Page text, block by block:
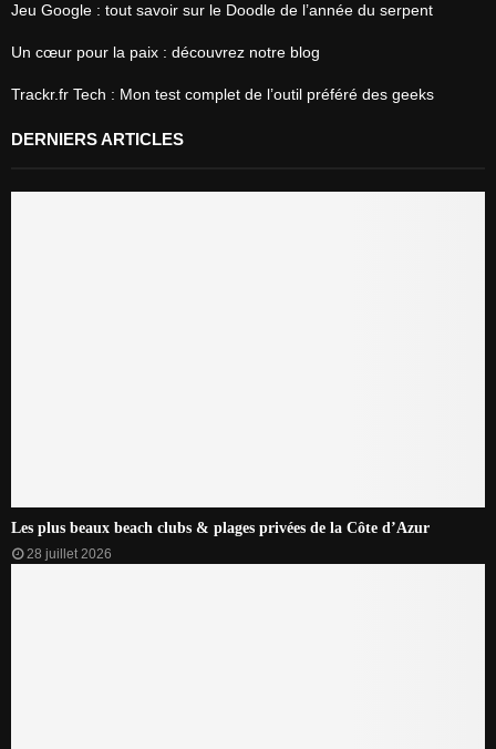
Jeu Google : tout savoir sur le Doodle de l’année du serpent
Un cœur pour la paix : découvrez notre blog
Trackr.fr Tech : Mon test complet de l’outil préféré des geeks
DERNIERS ARTICLES
Les plus beaux beach clubs & plages privées de la Côte d’Azur
28 juillet 2026